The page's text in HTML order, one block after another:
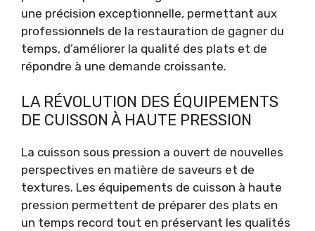
une précision exceptionnelle, permettant aux
professionnels de la restauration de gagner du
temps, d’améliorer la qualité des plats et de
répondre à une demande croissante.
LA RÉVOLUTION DES ÉQUIPEMENTS
DE CUISSON À HAUTE PRESSION
La cuisson sous pression a ouvert de nouvelles
perspectives en matière de saveurs et de
textures. Les équipements de cuisson à haute
pression permettent de préparer des plats en
un temps record tout en préservant les qualités